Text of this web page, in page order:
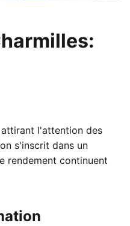
l'attention des
s'inscrit dans un
rendement continuent